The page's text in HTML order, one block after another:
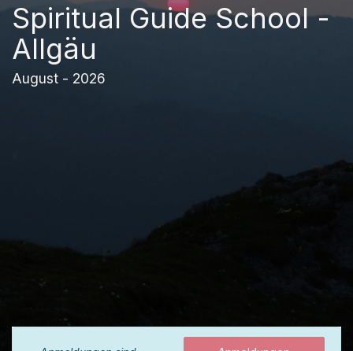
Spiritual Guide School -
Allgäu
August - 2026